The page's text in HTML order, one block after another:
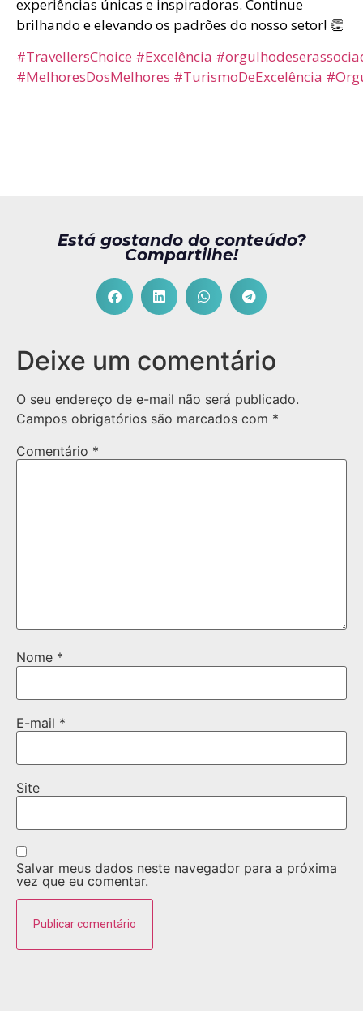
experiências únicas e inspiradoras. Continue
brilhando e elevando os padrões do nosso setor! 👏
#TravellersChoice #Excelência
#MelhoresDosMelhores #TurismoDeExcelência
Está gostando do conteúdo?
Compartilhe!
Deixe um comentário
O seu endereço de e-mail não será publicado.
Campos obrigatórios são marcados com *
Comentário *
Nome *
E-mail *
Site
Salvar meus dados neste navegador para a próxima
vez que eu comentar.